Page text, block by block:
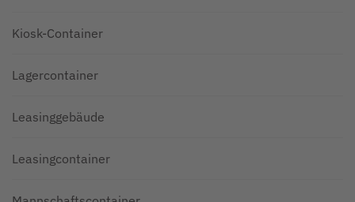
Kiosk-Container
Lagercontainer
Leasinggebäude
Leasingcontainer